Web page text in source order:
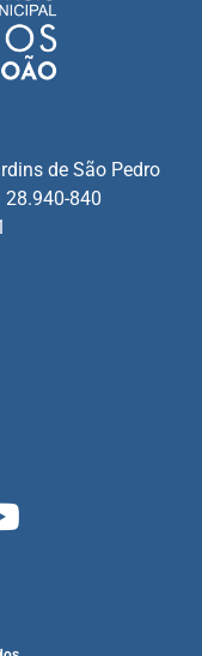
de São Pedro
28.940-840